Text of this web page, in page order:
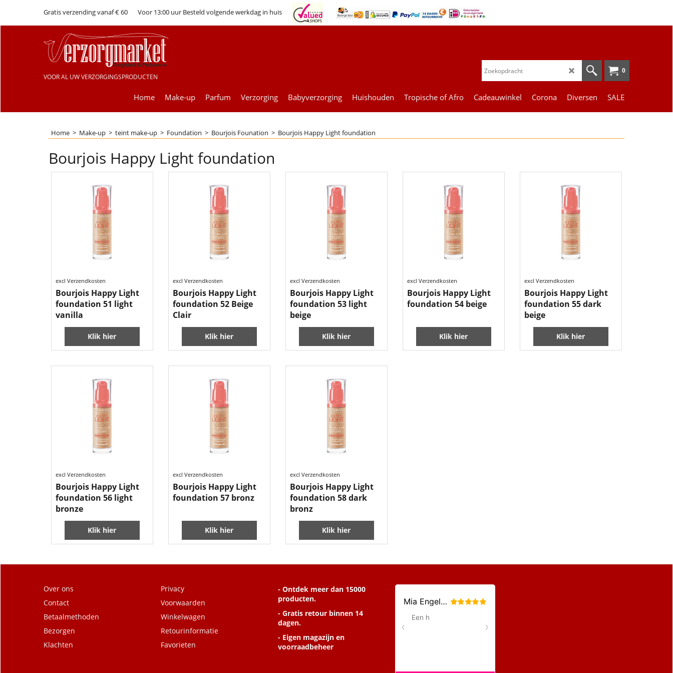
Gratis verzending vanaf € 60 Voor 13:00 uur Besteld volgende werkdag in huis
VOOR AL UW VERZORGINGSPRODUCTEN
0
Home Make-up Parfum Verzorging Babyverzorging Huishouden Tropische of Afro Cadeauwinkel Corona Diversen SALE
Home > Make-up > teint make-up > Foundation > Bourjois Founation > Bourjois Happy Light foundation
Bourjois Happy Light foundation
€10.99
excl Verzendkosten
Bourjois Happy Light
foundation 51 light
vanilla
Klik hier
€10.99
excl Verzendkosten
Bourjois Happy Light
foundation 52 Beige
Clair
Klik hier
€10.99
excl Verzendkosten
Bourjois Happy Light
foundation 53 light
beige
Klik hier
€10.99
excl Verzendkosten
Bourjois Happy Light
Klik hier
€10.99
excl Verzendkosten
Bourjois Happy Light
foundation 55 dark
beige
Klik hier
€10.99
excl Verzendkosten
Bourjois Happy Light
foundation 56 light
bronze
Klik hier
€10.99
excl Verzendkosten
Bourjois Happy Light
Klik hier
€10.99
excl Verzendkosten
Bourjois Happy Light
foundation 58 dark
bronz
Klik hier
Over ons
Contact
Betaalmethoden
Bezorgen
Klachten
Privacy
Voorwaarden
Winkelwagen
Retourinformatie
Favorieten
- Ontdek meer dan 15000
producten.
- Gratis retour binnen 14
dagen.
- Eigen magazijn en
voorraadbeheer